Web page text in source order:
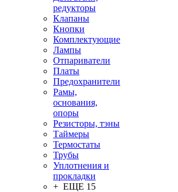
редукторы
Клапаны
Кнопки
Комплектующие
Лампы
Отпариватели
Платы
Предохранители
Рамы,
основания,
опоры
Резисторы, тэны
Таймеры
Термостаты
Трубы
Уплотнения и
прокладки
+ ЕЩЕ 15